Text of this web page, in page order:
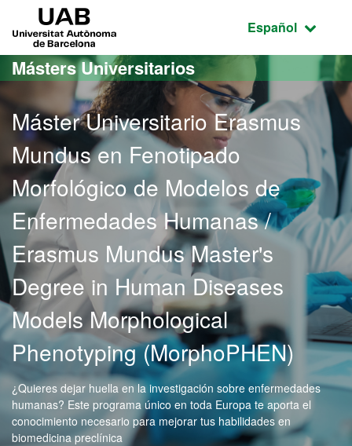
Acceso al contenido principal
Acceso a la navegación de la página
Idioma
Español
Másters Universitarios
Máster Universitario Erasmus
Mundus en Fenotipado
Morfológico de Modelos de
Enfermedades Humanas /
Erasmus Mundus Master's
Degree in Human Diseases
Models Morphological
Phenotyping (MorphoPHEN)
¿Quieres dejar huella en la investigación sobre enfermedades
humanas? Este programa único en toda Europa te aporta el
conocimiento necesario para mejorar tus habilidades en
biomedicina preclínica